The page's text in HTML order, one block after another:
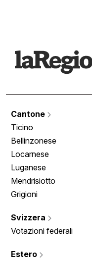
Cantone
Ticino
Bellinzonese
Locarnese
Luganese
Mendrisiotto
Grigioni
Svizzera
Votazioni federali
Estero